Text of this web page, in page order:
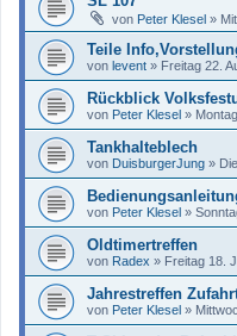
von Peter Klesel »
Teile
von levent » Freitag 22.
Rückblick
von Peter Klesel »
Tankhalteblech
von DuisburgerJung »
von Peter Klesel »
Oldtimertreffen
von Radex » Freitag 18.
Jahrestreffen
von Peter Klesel »